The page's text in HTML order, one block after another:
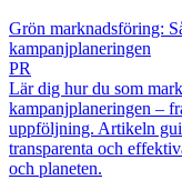
Grön marknadsföring:
kampanjplaneringen
PR
Lär dig hur du som
kampanjplaneringen –
uppföljning. Artikeln
transparenta och
och planeten.